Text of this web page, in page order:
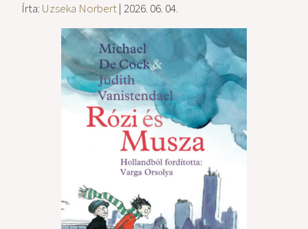
Írta: Uzseka Norbert| 2026. 06. 04.